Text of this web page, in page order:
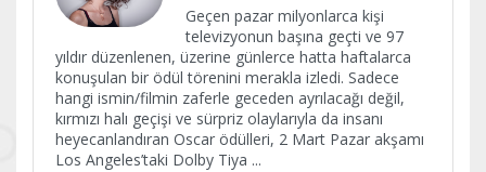
Geçen pazar milyonlarca kişi
televizyonun başına geçti ve 97
yıldır düzenlenen, üzerine günlerce hatta haftalarca
konuşulan bir ödül törenini merakla izledi. Sadece
hangi ismin/filmin zaferle geceden ayrılacağı değil,
kırmızı halı geçişi ve sürpriz olaylarıyla da insanı
heyecanlandıran Oscar ödülleri, 2 Mart Pazar akşamı
Los Angeles’taki Dolby Tiya ...